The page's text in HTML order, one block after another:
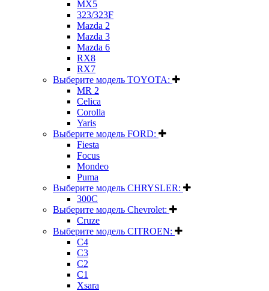
MX5
323/323F
Mazda 2
Mazda 3
Mazda 6
RX8
RX7
Выберите модель TOYOTA:
MR 2
Celica
Corolla
Yaris
Выберите модель FORD:
Fiesta
Focus
Mondeo
Puma
Выберите модель CHRYSLER:
300C
Выберите модель Chevrolet:
Cruze
Выберите модель CITROEN:
C4
C3
C2
C1
Xsara